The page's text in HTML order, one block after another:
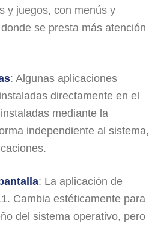
y juegos, con menús y
se presta más atención
: Algunas aplicaciones
directamente en el
mediante la
independiente al sistema,
: La aplicación de
Cambia estéticamente para
del sistema operativo, pero